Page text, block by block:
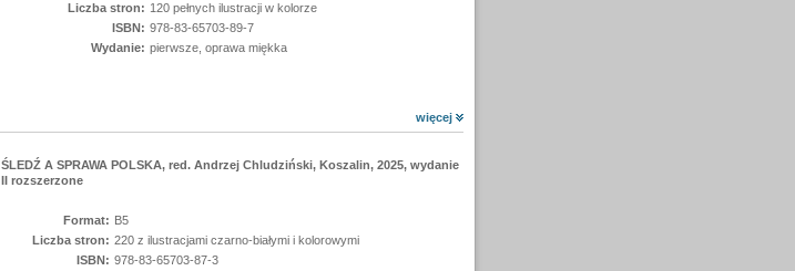
Liczba stron: 120 pełnych ilustracji w kolorze
ISBN: 978-83-65703-89-7
Wydanie: pierwsze, oprawa miękka
więcej
ŚLEDŹ A SPRAWA POLSKA, red. Andrzej Chludziński, Koszalin, 2025, wydanie
II rozszerzone
Format: B5
Liczba stron: 220 z ilustracjami czarno-białymi i kolorowymi
ISBN: 978-83-65703-87-3